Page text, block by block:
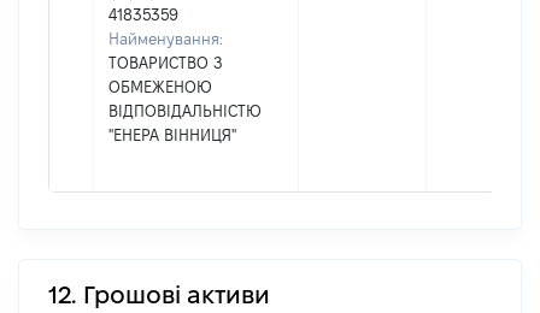
41835359
Найменування:
ТОВАРИСТВО З
ОБМЕЖЕНОЮ
ВІДПОВІДАЛЬНІСТЮ
"ЕНЕРА ВІННИЦЯ"
12. Грошові активи